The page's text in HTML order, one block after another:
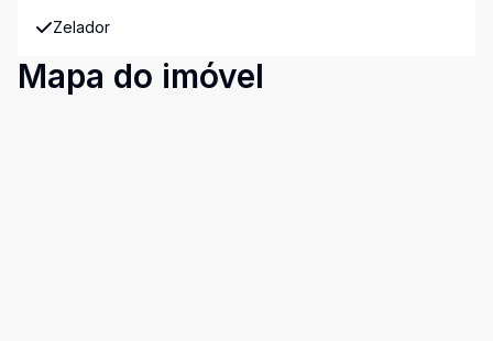
Zelador
Mapa do imóvel